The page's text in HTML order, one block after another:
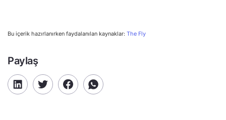
Bu içerik hazırlanırken faydalanılan kaynaklar: The Fly
Paylaş